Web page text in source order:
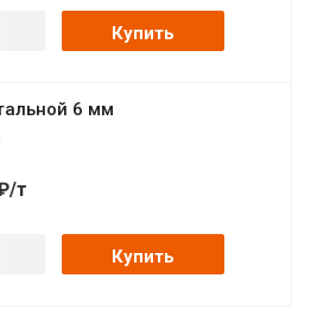
Купить
6 мм
т
Купить